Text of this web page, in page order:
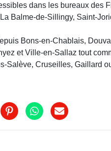
dans les bureaux des
Balme-de-Sillingy, Saint-
Bons-en-Chablais,
et Ville-en-Sallaz tout
Salève, Cruseilles, Gaillard